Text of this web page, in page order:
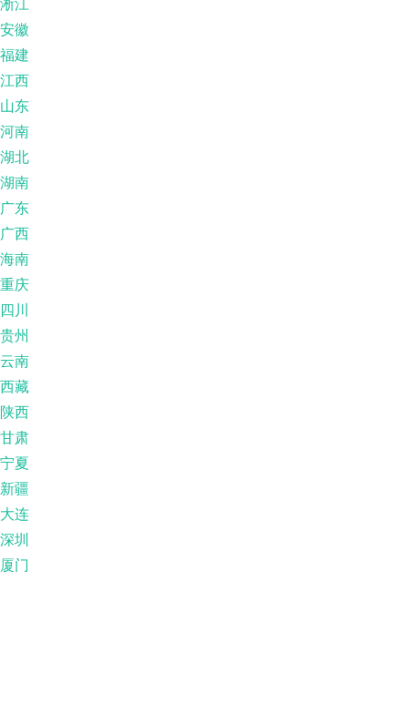
安徽
福建
江西
山东
河南
湖北
湖南
广东
广西
海南
重庆
四川
贵州
云南
西藏
陕西
甘肃
宁夏
新疆
大连
深圳
厦门